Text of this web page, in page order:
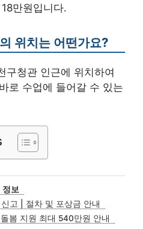
만원입니다.
위치는 어떤가요?
구청관 인근에 위치하여
로 수업에 들어갈 수 있는
카정보
고 | 절차 및 포상금 안내
봄 지원 최대 540만원 안내